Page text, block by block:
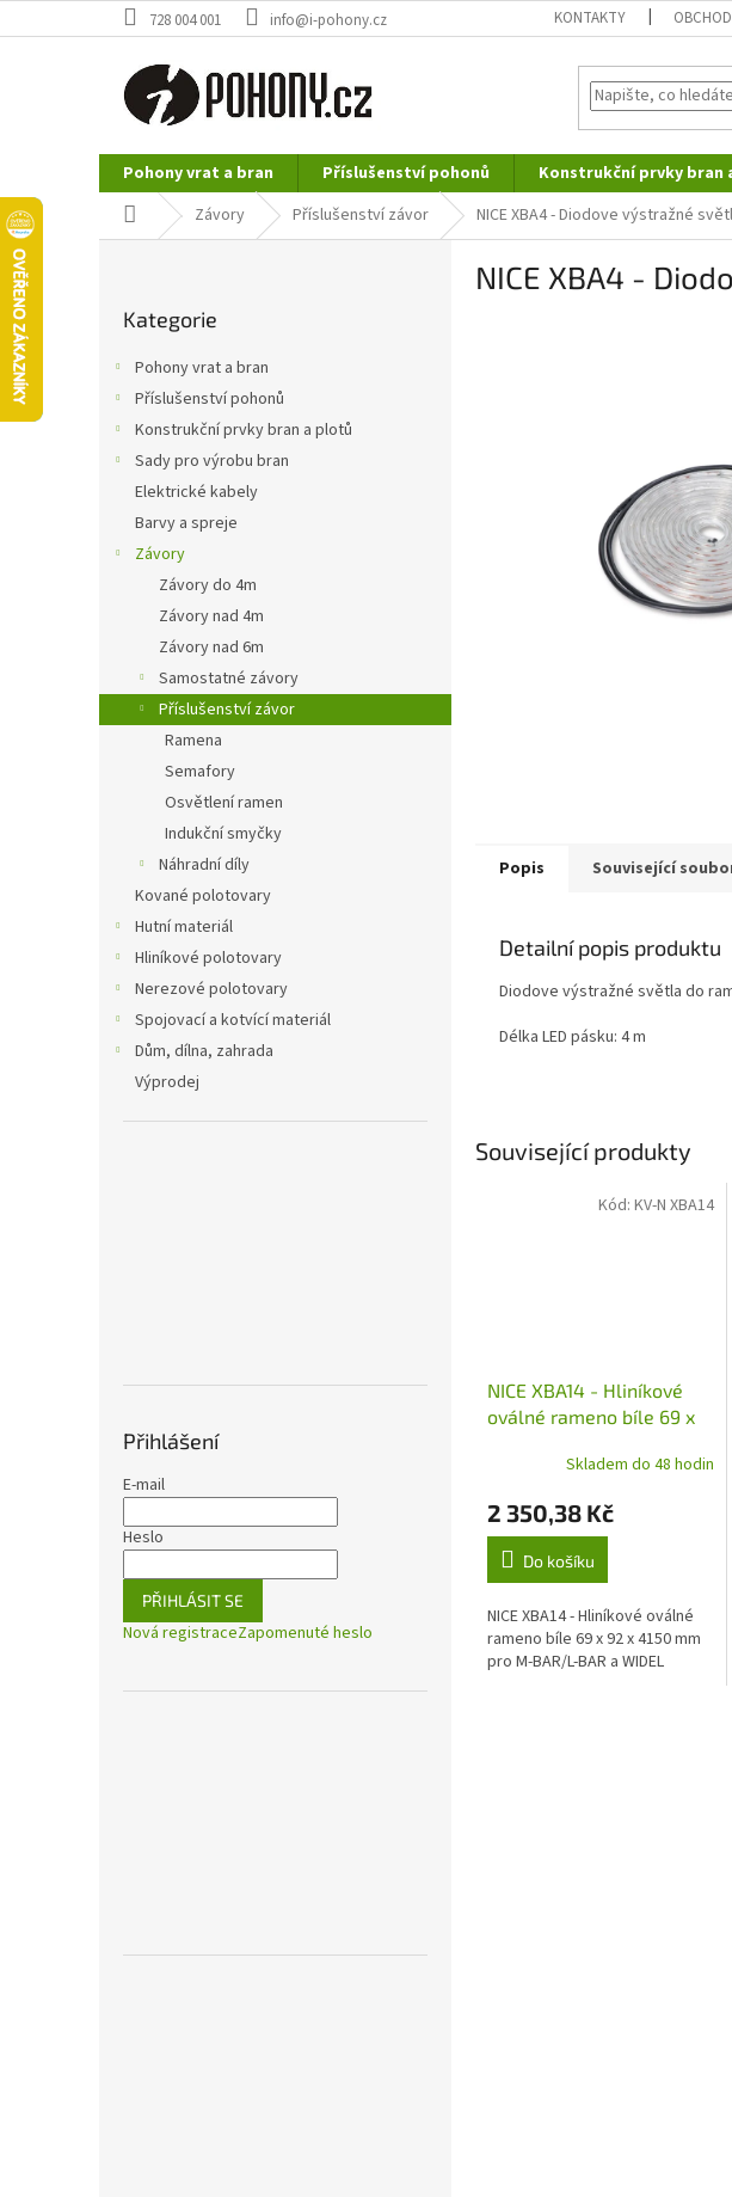
na
728 004 001 info@i-pohony.cz KONTAKTY
Pohony vrat a bran Příslušenství pohonů Konstrukční prvky bran
Nerezové polotovary
Hutní materiál
Domů Závory Příslušenství závor NICE XBA4 - Diodove výstražné
kategorie
Kategorie
Pohony vrat a bran
Příslušenství pohonů
Konstrukční prvky bran a plotů
Sady pro výrobu bran
Elektrické kabely
Barvy a spreje
Závory
Závory do 4m
Závory nad 4m
Závory nad 6m
Samostatné závory
Příslušenství závor
Ramena
Semafory
Osvětlení ramen
Indukční smyčky
Náhradní díly
Kované polotovary
Hutní materiál
Hliníkové polotovary
Nerezové polotovary
Spojovací a kotvící materiál
Dům, dílna, zahrada
Výprodej
Přihlášení
E-mail
Heslo
PŘIHLÁSIT SE
Nová registraceZapomenuté heslo
NICE XBA4 -
Související produkty
NICE XBA14 - Hliníkové
oválné rameno bíle 69 x
M-BAR/L-BAR a WIDEL
Skladem do 48 hodin
2 350,38 Kč
Do košíku
NICE XBA14 - Hliníkové oválné
rameno bíle 69 x 92 x 4150 mm
pro M-BAR/L-BAR a WIDEL
Kód: KV-N XBA14
Popis Související
Detailní popis produktu
Diodove výstražné světla do
Délka LED pásku: 4 m